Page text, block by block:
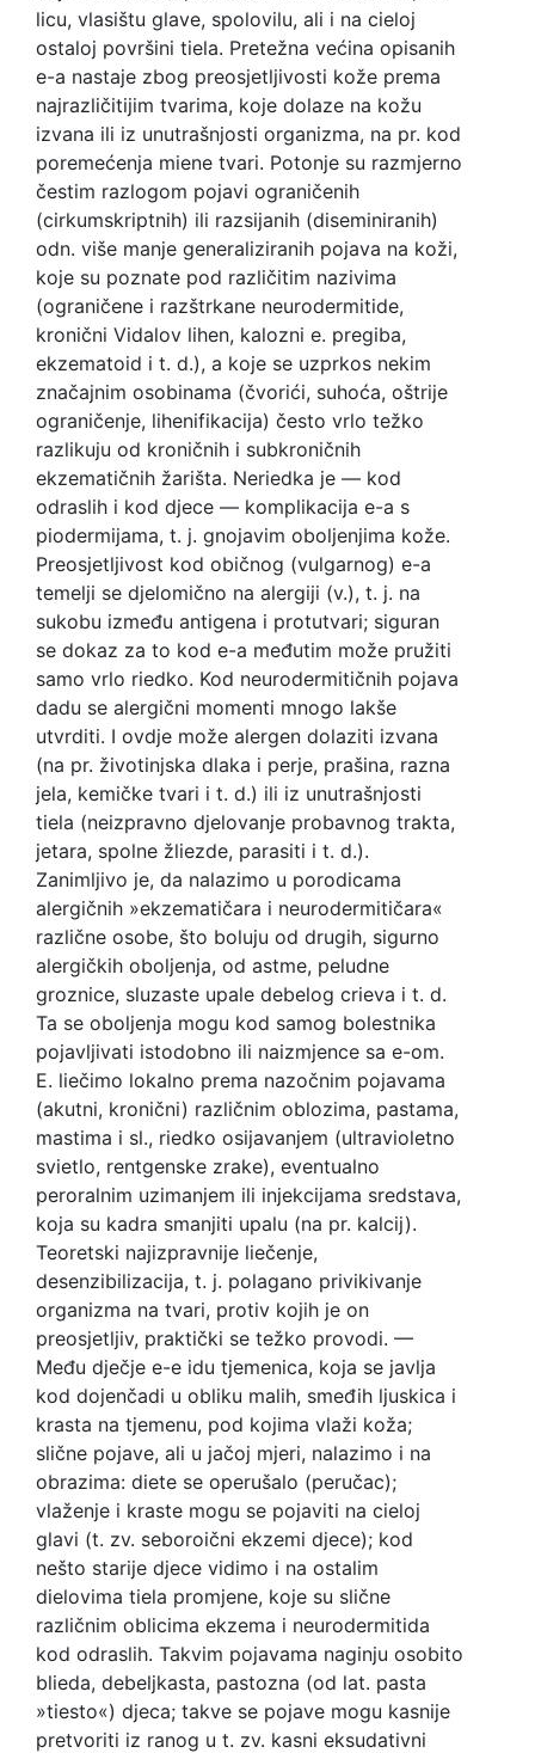
licu, vlasištu glave, spolovilu, ali i na cieloj
ostaloj površini tiela. Pretežna većina opisanih
e-a nastaje zbog preosjetljivosti kože prema
najrazličitijim tvarima, koje dolaze na kožu
izvana ili iz unutrašnjosti organizma, na pr. kod
poremećenja miene tvari. Potonje su razmjerno
čestim razlogom pojavi ograničenih
(cirkumskriptnih) ili razsijanih (diseminiranih)
odn. više manje generaliziranih pojava na koži,
koje su poznate pod različitim nazivima
(ograničene i razštrkane neurodermitide,
kronični Vidalov lihen, kalozni e. pregiba,
ekzematoid i t. d.), a koje se uzprkos nekim
značajnim osobinama (čvorići, suhoća, oštrije
ograničenje, lihenifikacija) često vrlo težko
razlikuju od kroničnih i subkroničnih
ekzematičnih žarišta. Neriedka je — kod
odraslih i kod djece — komplikacija e-a s
piodermijama, t. j. gnojavim oboljenjima kože.
Preosjetljivost kod običnog (vulgarnog) e-a
temelji se djelomično na alergiji (v.), t. j. na
sukobu između antigena i protutvari; siguran
se dokaz za to kod e-a međutim može pružiti
samo vrlo riedko. Kod neurodermitičnih pojava
dadu se alergični momenti mnogo lakše
utvrditi. I ovdje može alergen dolaziti izvana
(na pr. životinjska dlaka i perje, prašina, razna
jela, kemičke tvari i t. d.) ili iz unutrašnjosti
tiela (neizpravno djelovanje probavnog trakta,
jetara, spolne žliezde, parasiti i t. d.).
Zanimljivo je, da nalazimo u porodicama
alergičnih »ekzematičara i neurodermitičara«
različne osobe, što boluju od drugih, sigurno
alergičkih oboljenja, od astme, peludne
groznice, sluzaste upale debelog crieva i t. d.
Ta se oboljenja mogu kod samog bolestnika
pojavljivati istodobno ili naizmjence sa e-om.
E. liečimo lokalno prema nazočnim pojavama
(akutni, kronični) različnim oblozima, pastama,
mastima i sl., riedko osijavanjem (ultravioletno
svietlo, rentgenske zrake), eventualno
peroralnim uzimanjem ili injekcijama sredstava,
koja su kadra smanjiti upalu (na pr. kalcij).
Teoretski najizpravnije liečenje,
desenzibilizacija, t. j. polagano privikivanje
organizma na tvari, protiv kojih je on
preosjetljiv, praktički se težko provodi. —
Među dječje e-e idu tjemenica, koja se javlja
kod dojenčadi u obliku malih, smeđih ljuskica i
krasta na tjemenu, pod kojima vlaži koža;
slične pojave, ali u jačoj mjeri, nalazimo i na
obrazima: diete se operušalo (peručac);
vlaženje i kraste mogu se pojaviti na cieloj
glavi (t. zv. seboroični ekzemi djece); kod
nešto starije djece vidimo i na ostalim
dielovima tiela promjene, koje su slične
različnim oblicima ekzema i neurodermitida
kod odraslih. Takvim pojavama naginju osobito
blieda, debeljkasta, pastozna (od lat. pasta
»tiesto«) djeca; takve se pojave mogu kasnije
pretvoriti iz ranog u t. zv. kasni eksudativni